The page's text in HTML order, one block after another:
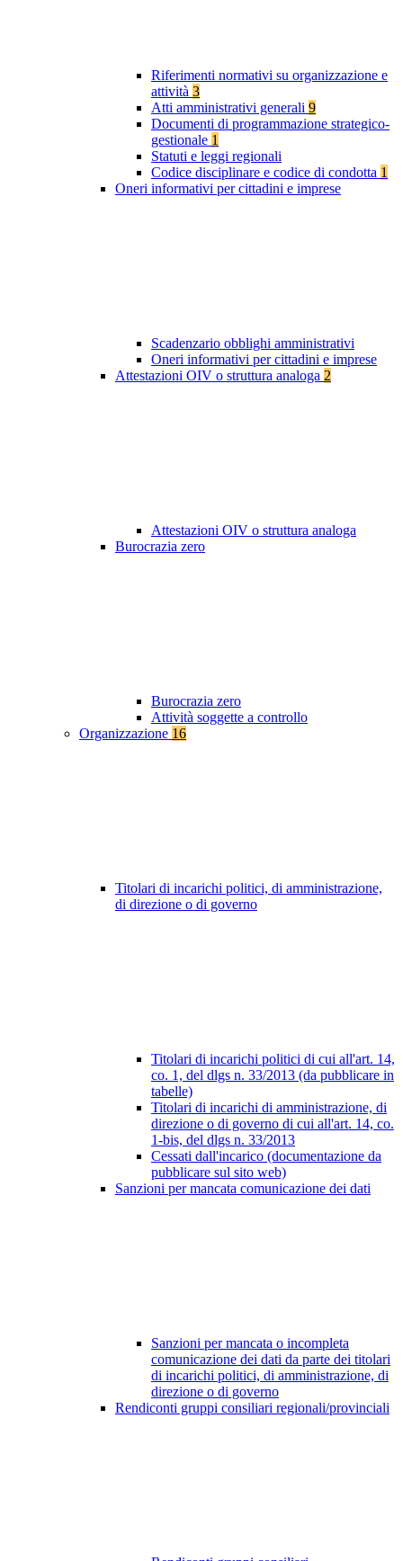
Riferimenti normativi su organizzazione e
attività 3
Atti amministrativi generali 9
Documenti di programmazione strategico-
gestionale 1
Statuti e leggi regionali
Codice disciplinare e codice di condotta 1
Oneri informativi per cittadini e imprese
Scadenzario obblighi amministrativi
Oneri informativi per cittadini e imprese
Attestazioni OIV o struttura analoga 2
Attestazioni OIV o struttura analoga
Burocrazia zero
Burocrazia zero
Attività soggette a controllo
Organizzazione 16
Titolari di incarichi politici, di amministrazione,
di direzione o di governo
Titolari di incarichi politici di cui all'art. 14,
co. 1, del dlgs n. 33/2013 (da pubblicare in
tabelle)
Titolari di incarichi di amministrazione, di
direzione o di governo di cui all'art. 14, co.
1-bis, del dlgs n. 33/2013
Cessati dall'incarico (documentazione da
pubblicare sul sito web)
Sanzioni per mancata comunicazione dei dati
Sanzioni per mancata o incompleta
comunicazione dei dati da parte dei titolari
di incarichi politici, di amministrazione, di
direzione o di governo
Rendiconti gruppi consiliari regionali/provinciali